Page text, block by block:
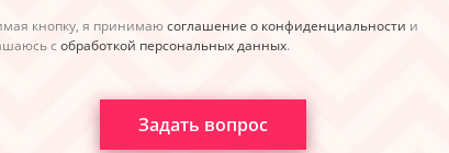
кнопку, я принимаюсоглашение о конфиденциальности и
с обработкой персональных данных.
Задать вопрос